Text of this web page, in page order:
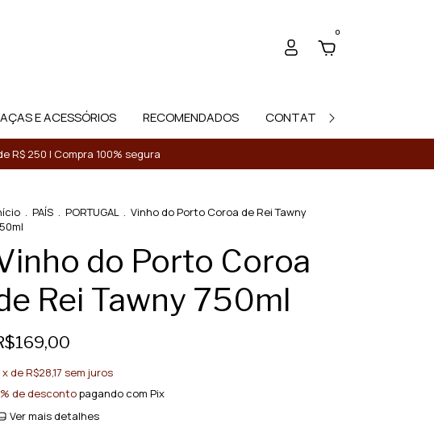
0
E ACESSÓRIOS RECOMENDADOS CONTATO
R$ 250 | Compra 100% segura
. PAÍS . PORTUGAL . Vinho do Porto Coroa de Rei Tawny
do Porto Coroa
Rei Tawny 750ml
x deR$28,17 sem juros
de descontopagando com Pix
Ver mais detalhes